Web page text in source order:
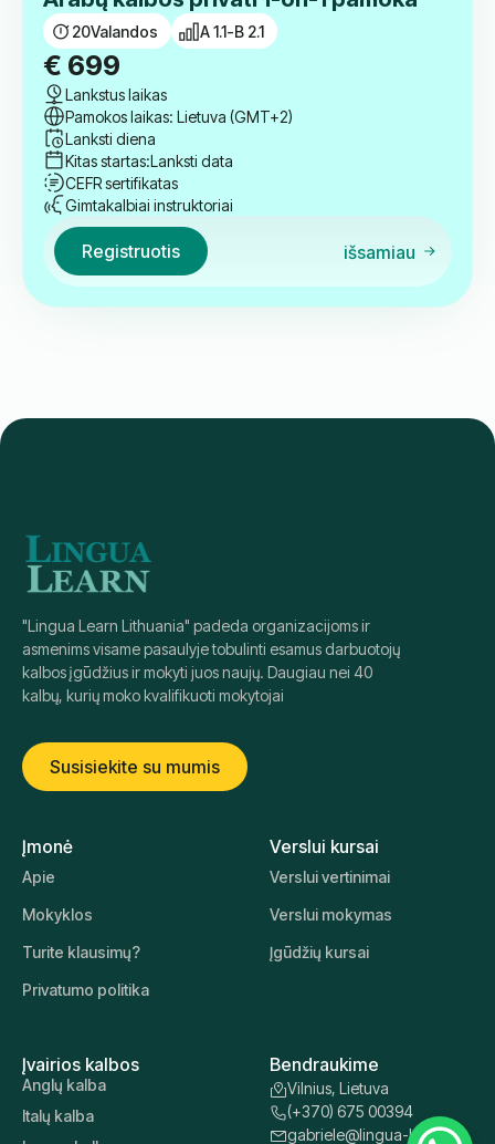
Lanksti diena
Kitas startas:Lanksti data
Gimtakalbiai instruktoriai
Privatus
Arabų kalbos privati 1-on-1 pamoka
20Valandos A 1.1-B 2.1
€699
"Lingua Learn Lithuania" padeda organizacijoms ir
asmenims visame pasaulyje tobulinti esamus darbuotojų
kalbos įgūdžius ir mokyti juos naujų. Daugiau nei 40
Įmonė
Apie
Verslui kursai
Verslui vertinimai